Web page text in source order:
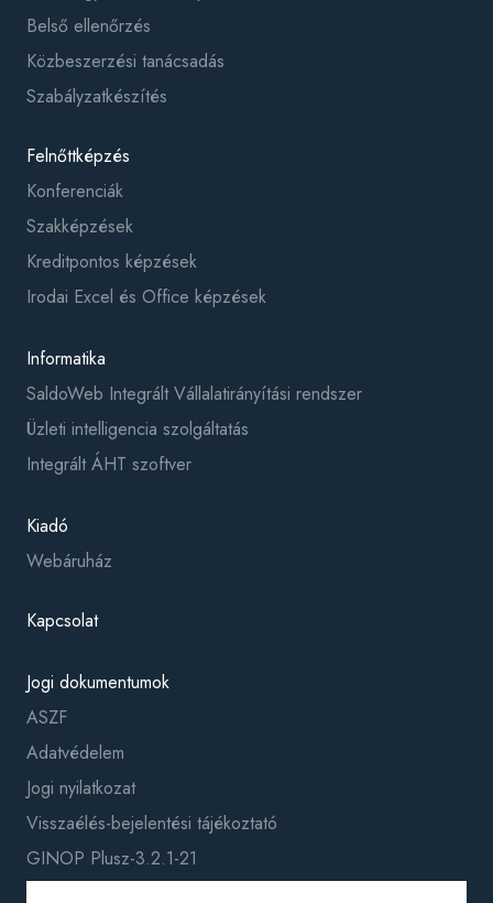
Belső ellenőrzés
Közbeszerzési tanácsadás
Szabályzatkészítés
Felnőttképzés
Konferenciák
Szakképzések
Kreditpontos képzések
Irodai Excel és Office képzések
Informatika
SaldoWeb Integrált Vállalatirányítási rendszer
Üzleti intelligencia szolgáltatás
Integrált ÁHT szoftver
Kiadó
Webáruház
Kapcsolat
Jogi dokumentumok
ASZF
Adatvédelem
Jogi nyilatkozat
Visszaélés-bejelentési tájékoztató
GINOP Plusz-3.2.1-21